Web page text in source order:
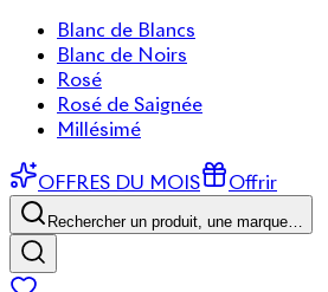
Blanc de Blancs
Blanc de Noirs
Rosé
Rosé de Saignée
Millésimé
OFFRES DU MOIS Offrir
Rechercher un produit, une marque…